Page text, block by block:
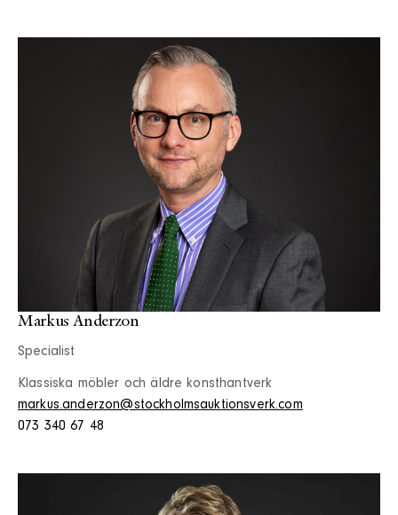
Markus Anderzon
Specialist
Klassiska möbler och äldre konsthantverk
markus.anderzon@stockholmsauktionsverk.com
073 340 67 48